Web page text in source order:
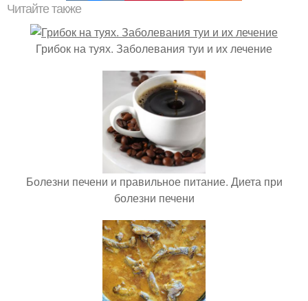
Читайте также
Грибок на туях. Заболевания туи и их лечение
Болезни печени и правильное питание. Диета при
болезни печени